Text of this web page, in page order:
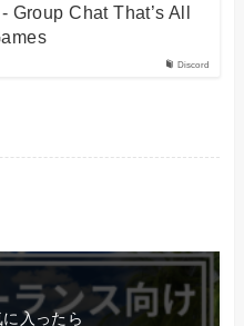
Discord
Group Chat That’s All
入ったら